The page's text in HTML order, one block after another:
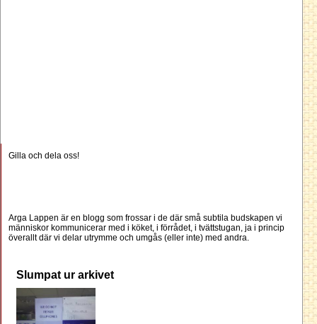
Gilla och dela oss!
Arga Lappen är en blogg som frossar i de där små subtila budskapen vi
människor kommunicerar med i köket, i förrådet, i tvättstugan, ja i princip
överallt där vi delar utrymme och umgås (eller inte) med andra.
Slumpat ur arkivet